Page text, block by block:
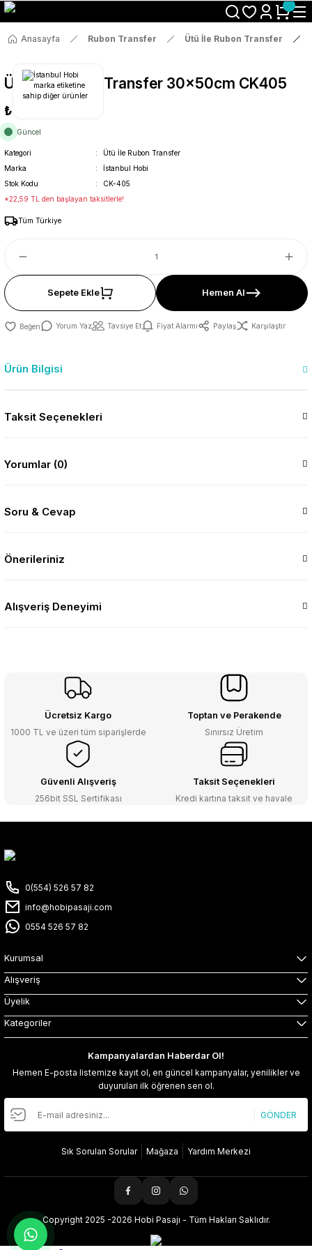
Size Özel "HG10" Koduyla Sepette Hemen %10 İndirimi Kaçırma
Anasayfa Rubon Transfer Ütü İle Rubon Transfer
Ütü İle Rub On Transfer 30x50cm CK405
₺119
Güncel
Kategori
Ütü İle Rubon Transfer
Marka
İstanbul Hobi
Stok Kodu
CK-405
*22,59 TL den başlayan taksitlerle!
Tüm Türkiye
Sepete Ekle Hemen Al
Yorum Yaz Tavsiye Et Fiyat Alarmı Paylaş Karşılaştır
Ürün Bilgisi
Taksit Seçenekleri
Yorumlar (0)
Soru & Cevap
Önerileriniz
Alışveriş Deneyimi
Ücretsiz Kargo
1000 TL ve üzeri tüm siparişlerde
Toptan ve Perakende
Sınırsız Üretim
Güvenli Alışveriş
256bit SSL Sertifikası
Taksit Seçenekleri
Kredi kartına taksit ve havale
0(554) 526 57 82
info@hobipasaji.com
0554 526 57 82
Kurumsal
Alışveriş
Üyelik
Kategoriler
Kampanyalardan Haberdar Ol!
Hemen E-posta listemize kayıt ol, en güncel kampanyalar, yenilikler ve
duyuruları ilk öğrenen sen ol.
GÖNDER
Sık Sorulan Sorular Mağaza Yardım Merkezi
Copyright 2025 -2026 Hobi Pasajı - Tüm Hakları Saklıdır.